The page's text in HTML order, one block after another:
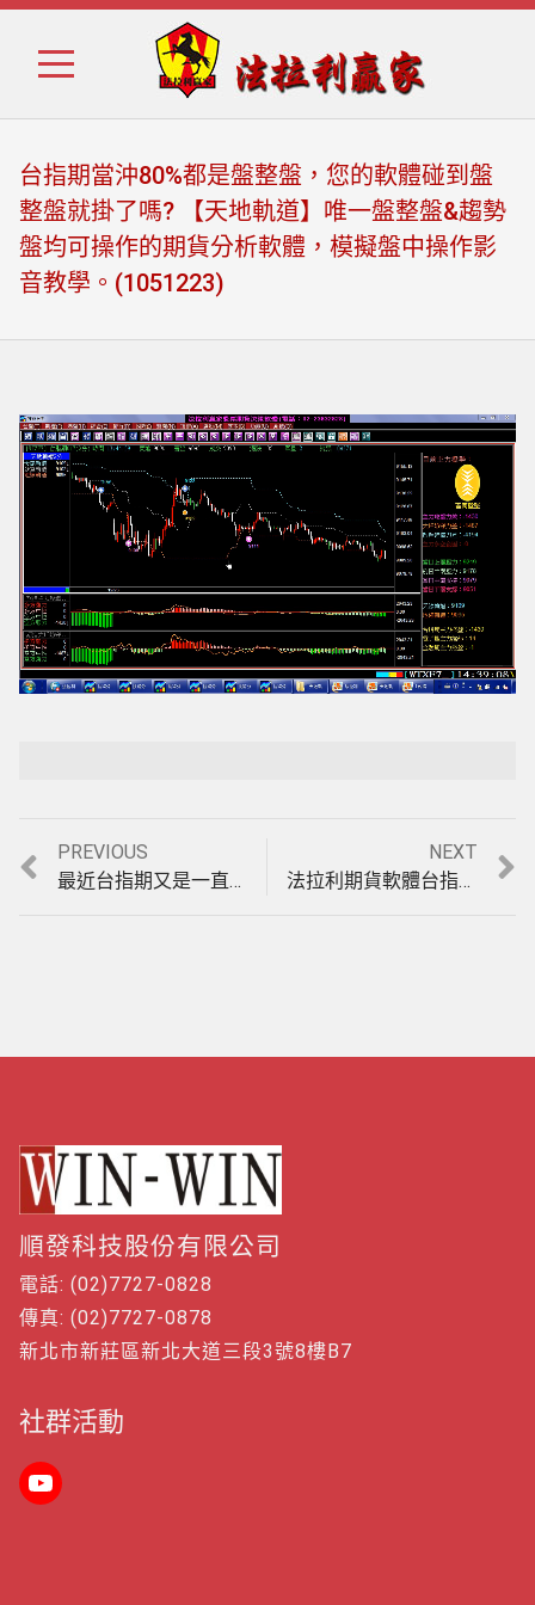
Skip
Skip
台指期當沖80%都是盤整盤，您的軟體碰到盤
整盤就掛了嗎? 【天地軌道】唯一盤整盤&趨勢
盤均可操作的期貨分析軟體，模擬盤中操作影
音教學。(1051223)
Loaded:
4.56%
Playback Rate
Unmute
文
PREVIOUS
Previous
post:
最近台指期又是一直盤，您的台期當沖軟體是不是又被雙巴?【天地軌道】唯一盤整盤&趨勢盤均可獲利的期貨看盤軟體，模擬操作影音教學(1051214)
NEXT
post:
法拉利期貨軟體台指期貨波段操作(留倉操作)，【富豪期指】決策指標10分鐘K線，12月交易績效，實例印證說明影音教學。(1051223)
順發科技股份有限公司
電話: (02)7727-0828
傳真: (02)7727-0878
新北市新莊區新北大道三段3號8樓B7
社群活動